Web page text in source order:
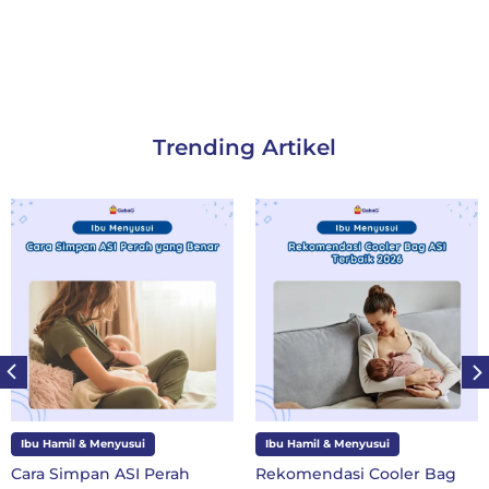
Trending Artikel
Ibu Hamil & Menyusui
Cara Simpan ASI Perah
Ibu Hamil & Menyusui
Rekomendasi Cooler Bag